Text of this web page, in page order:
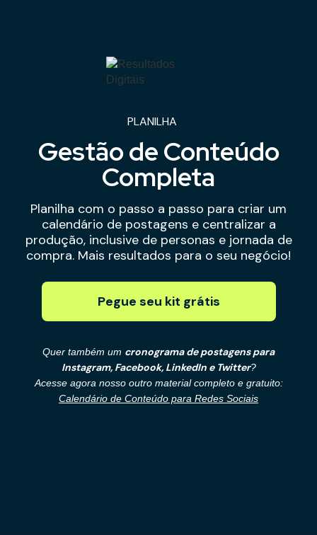
PLANILHA
Gestão de Conteúdo
Completa
Planilha com o passo a passo para criar um
calendário de postagens e centralizar a
produção, inclusive de personas e jornada de
compra. Mais resultados para o seu negócio!
Pegue seu kit grátis
Quer também um cronograma de postagens para
Instagram, Facebook, LinkedIn e Twitter?
Acesse agora nosso outro material completo e gratuito:
Calendário de Conteúdo para Redes Sociais